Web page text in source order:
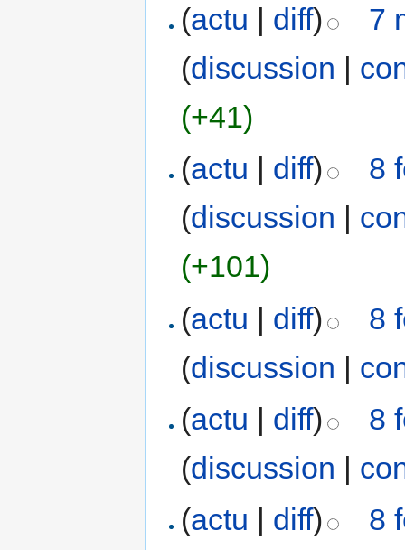
(actu | diff)
7
(discussion |
(+41)
(actu | diff)
8
(discussion |
(+101)
(actu | diff)
8
(discussion |
(actu | diff)
8
(discussion |
(actu diff)
8